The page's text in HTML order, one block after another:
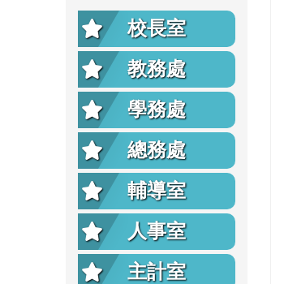
校長室
教務處
學務處
總務處
輔導室
人事室
主計室